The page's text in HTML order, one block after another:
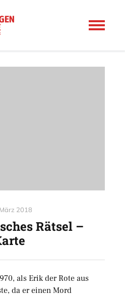
2018
Rätsel –
als Erik der Rote aus
da er einen Mord